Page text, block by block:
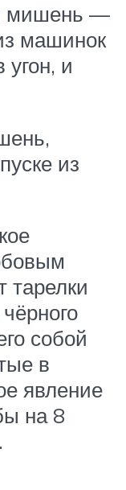
мишень —
машинок
угон, и
из
тарелки
собой
в
явление
на 8